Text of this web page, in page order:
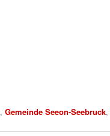
, Gemeinde Seeon-Seebruck,